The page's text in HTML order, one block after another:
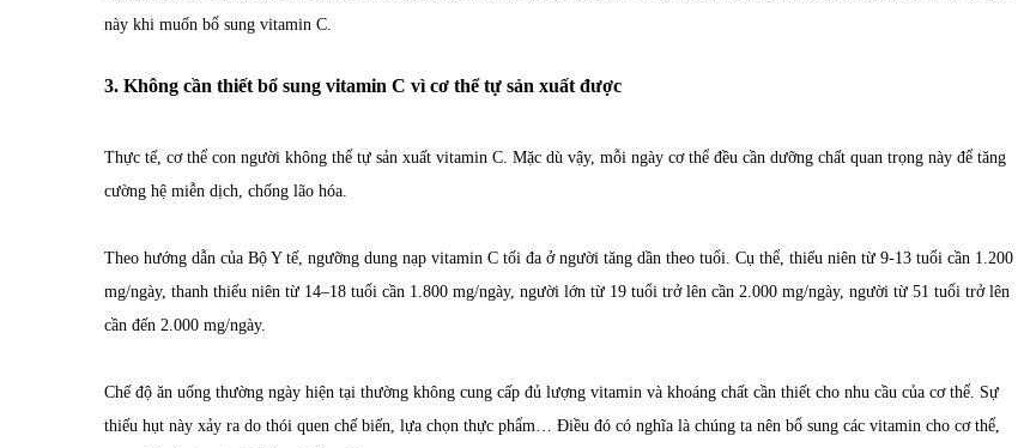
này khi muốn bổ sung vitamin C.
3. Không cần thiết bổ sung vitamin C vì cơ thể tự sản xuất được
Thực tế, cơ thể con người không thể tự sản xuất vitamin C. Mặc dù vậy, mỗi ngày cơ thể đều cần dưỡng chất quan trọng này để tăng
cường hệ miễn dịch, chống lão hóa.
Theo hướng dẫn của Bộ Y tế, ngưỡng dung nạp vitamin C tối đa ở người tăng dần theo tuổi. Cụ thể, thiếu niên từ 9-13 tuổi cần 1.200
mg/ngày, thanh thiếu niên từ 14–18 tuổi cần 1.800 mg/ngày, người lớn từ 19 tuổi trở lên cần 2.000 mg/ngày, người từ 51 tuổi trở lên
cần đến 2.000 mg/ngày.
Chế độ ăn uống thường ngày hiện tại thường không cung cấp đủ lượng vitamin và khoáng chất cần thiết cho nhu cầu của cơ thể. Sự
thiếu hụt này xảy ra do thói quen chế biến, lựa chọn thực phẩm… Điều đó có nghĩa là chúng ta nên bổ sung các vitamin cho cơ thể,